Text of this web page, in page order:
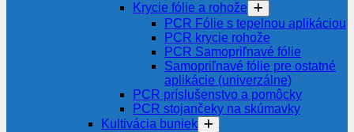
Krycie fólie a rohože
PCR Fólie s tepelnou aplikáciou
PCR krycie rohože
PCR Samopriľnavé fólie
Samopriľnavé fólie pre ostatné
aplikácie (univerzálne)
PCR príslušenstvo a pomôcky
PCR stojančeky na skúmavky
Kultivácia buniek